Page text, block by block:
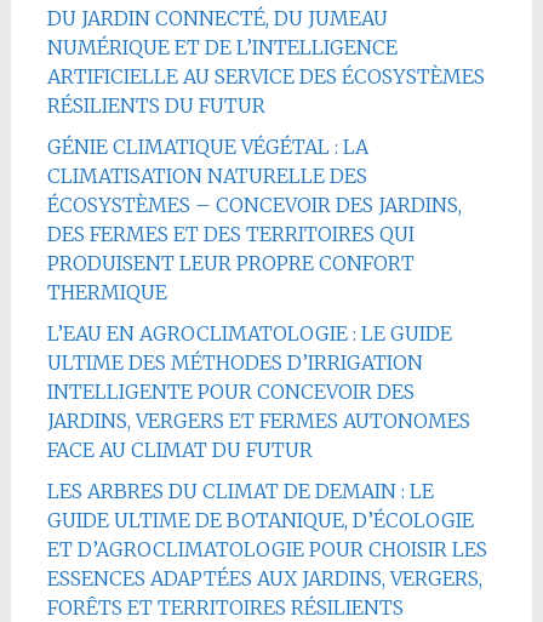
DU JARDIN CONNECTÉ, DU JUMEAU
NUMÉRIQUE ET DE L’INTELLIGENCE
ARTIFICIELLE AU SERVICE DES ÉCOSYSTÈMES
RÉSILIENTS DU FUTUR
GÉNIE CLIMATIQUE VÉGÉTAL : LA
CLIMATISATION NATURELLE DES
ÉCOSYSTÈMES – CONCEVOIR DES JARDINS,
DES FERMES ET DES TERRITOIRES QUI
PRODUISENT LEUR PROPRE CONFORT
THERMIQUE
L’EAU EN AGROCLIMATOLOGIE : LE GUIDE
ULTIME DES MÉTHODES D’IRRIGATION
INTELLIGENTE POUR CONCEVOIR DES
JARDINS, VERGERS ET FERMES AUTONOMES
FACE AU CLIMAT DU FUTUR
LES ARBRES DU CLIMAT DE DEMAIN : LE
GUIDE ULTIME DE BOTANIQUE, D’ÉCOLOGIE
ET D’AGROCLIMATOLOGIE POUR CHOISIR LES
ESSENCES ADAPTÉES AUX JARDINS, VERGERS,
FORÊTS ET TERRITOIRES RÉSILIENTS